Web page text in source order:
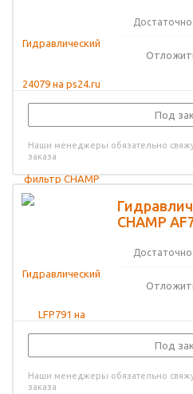
Достаточно
Под
Наши менеджеры обязательно
заказа
CHAMP
Достаточно
Под
Наши менеджеры обязательно
заказа